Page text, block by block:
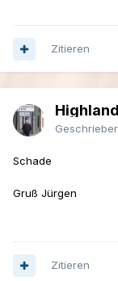
Zitieren
Schade
Gruß Jürgen
Zitieren